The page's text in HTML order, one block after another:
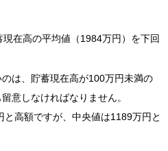
在高の平均値（1984万円）を下回
は、貯蓄現在高が100万円未満の
意しなければなりません。
高額ですが、中央値は1189万円と